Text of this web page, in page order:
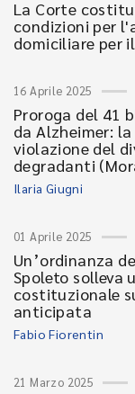
La Corte
condizioni per
domiciliare per
16 Aprile 2025
Proroga del 41
da Alzheimer:
violazione del
degradanti
Ilaria Giugni
01 Aprile 2025
Un’ordinanza
Spoleto solleva
costituzionale
anticipata
Fabio Fiorentin
21 Marzo 2025